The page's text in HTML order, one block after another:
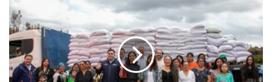
C
h
i
l
e
M
i
n
a
g
r